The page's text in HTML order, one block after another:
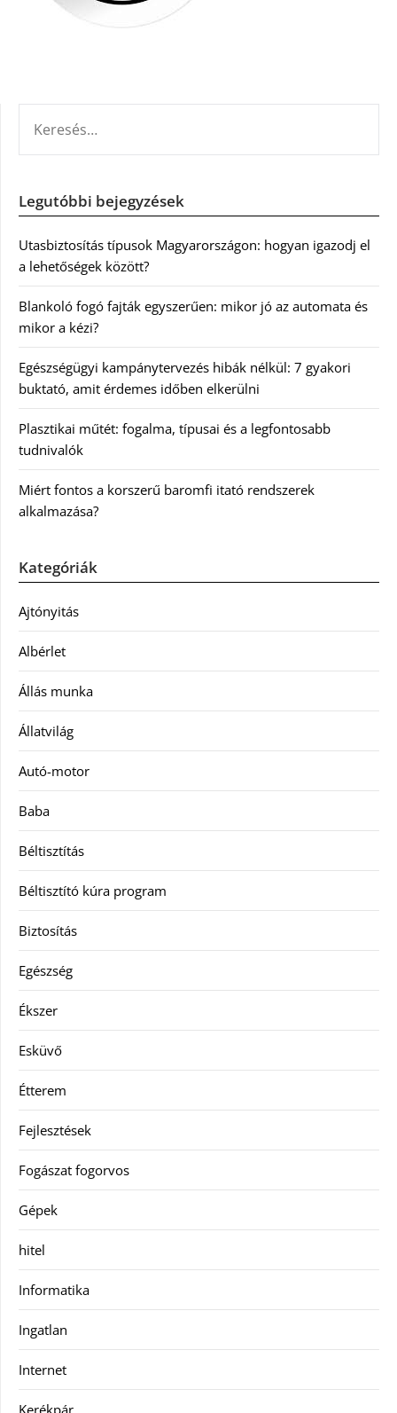
Legutóbbi bejegyzések
Utasbiztosítás típusok Magyarországon: hogyan igazodj el
a lehetőségek között?
Blankoló fogó fajták egyszerűen: mikor jó az automata és
mikor a kézi?
Egészségügyi kampánytervezés hibák nélkül: 7 gyakori
buktató, amit érdemes időben elkerülni
Plasztikai műtét: fogalma, típusai és a legfontosabb
tudnivalók
Miért fontos a korszerű baromfi itató rendszerek
alkalmazása?
Kategóriák
Ajtónyitás
Albérlet
Állás munka
Állatvilág
Autó-motor
Baba
Béltisztítás
Béltisztító kúra program
Biztosítás
Egészség
Ékszer
Esküvő
Étterem
Fejlesztések
Fogászat fogorvos
Gépek
hitel
Informatika
Ingatlan
Internet
Kerékpár